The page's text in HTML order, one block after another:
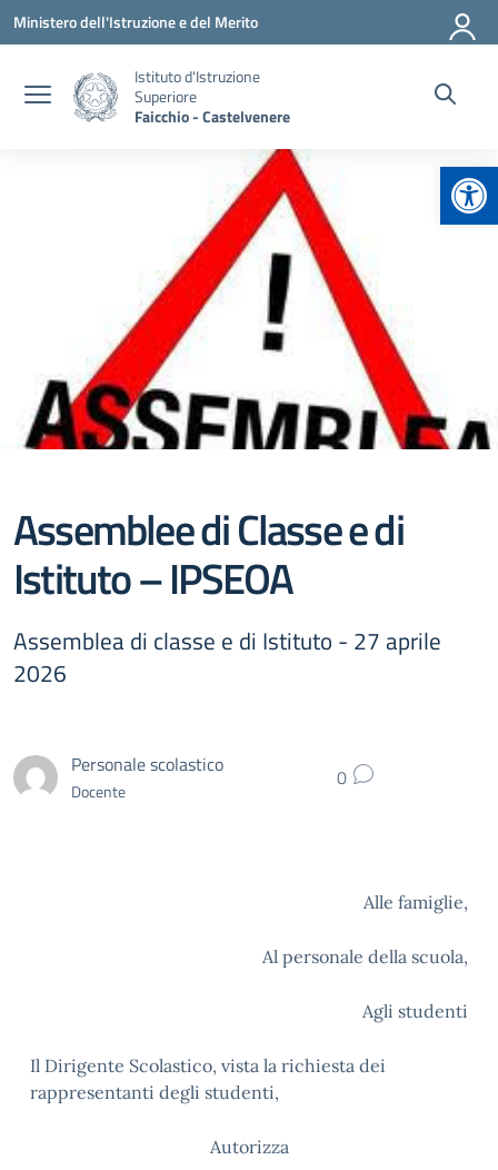
Vai ai contenuti
Vai al menu di navigazione
Vai al footer
Ministero dell'Istruzione e del Merito
Istituto d'Istruzione
Superiore
Faicchio - Castelvenere
Assemblee di Classe e di
Istituto – IPSEOA
Assemblea di classe e di Istituto - 27 aprile
2026
Personale scolastico
Docente 0
Alle famiglie,
Al personale della scuola,
Agli studenti
Il Dirigente Scolastico, vista la richiesta dei
rappresentanti degli studenti,
Autorizza